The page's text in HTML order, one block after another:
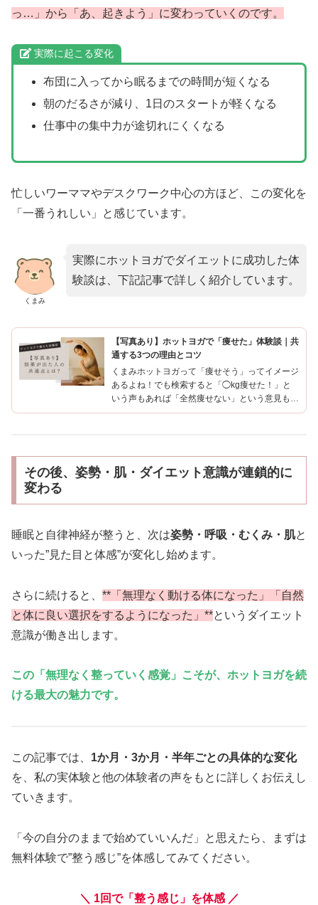
っ…」から「あ、起きよう」に変わっていくのです。
実際に起こる変化
布団に入ってから眠るまでの時間が短くなる
朝のだるさが減り、1日のスタートが軽くなる
仕事中の集中力が途切れにくくなる
忙しいワーママやデスクワーク中心の方ほど、この変化を
「一番うれしい」と感じています。
くまみ
実際にホットヨガでダイエットに成功した体
験談は、下記記事で詳しく紹介しています。
【写真あり】ホットヨガで「痩せた」体験談｜共
通する3つの理由とコツ
くまみホットヨガって「痩せそう」ってイメージ
あるよね！でも検索すると「◯kg痩せた！」と
いう声もあれば「全然痩せない」という意見もあ
って、どちらが本当なのか分からない…私自身も
その後、姿勢・肌・ダイエット意識が連鎖的に
変わる
睡眠と自律神経が整うと、次は姿勢・呼吸・むくみ・肌と
いった”見た目と体感”が変化し始めます。
さらに続けると、 **「無理なく動ける体になった」「自然
と体に良い選択をするようになった」**というダイエット
意識が働き出します。
この「無理なく整っていく感覚」こそが、ホットヨガを続
ける最大の魅力です。
この記事では、 1か月・3か月・半年ごとの具体的な変化
を、私の実体験と他の体験者の声をもとに詳しくお伝えし
ていきます。
「今の自分のままで始めていいんだ」と思えたら、まずは
無料体験で”整う感じ”を体感してみてください。
＼ 1回で「整う感じ」を体感 ／